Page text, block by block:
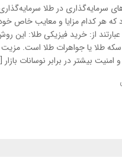
سرمایه‌گذاری در طلا
که هر کدام مزایا و معایب خاص خود
از: خرید فیزیکی طلا: این
طلا یا جواهرات طلا است.
امنیت بیشتر در برابر نوسانات بازار